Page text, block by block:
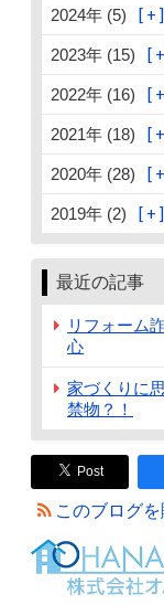
2024年 (5)
2023年 (15)
2022年 (16)
2021年 (18)
2020年 (28)
2019年 (2)
最近の記事
リフォーム
心
家づくりに
禁物？！
Post
このブログを